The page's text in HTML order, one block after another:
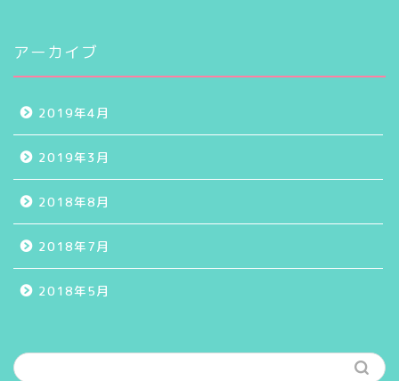
アーカイブ
2019年4月
2019年3月
2018年8月
2018年7月
2018年5月